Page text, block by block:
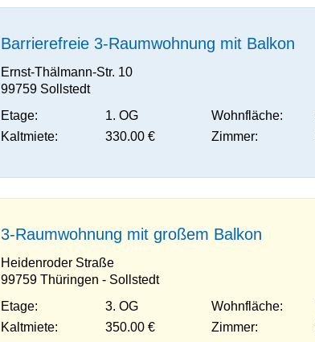
Barrierefreie 3-Raumwohnung mit Balkon
Ernst-Thälmann-Str. 10
99759 Sollstedt
Etage:
1. OG
Kaltmiete:
330.00 €
Wohnfläche:
Zimmer:
3-Raumwohnung mit großem Balkon
Heidenroder Straße
99759 Thüringen - Sollstedt
Etage:
3. OG
Kaltmiete:
350.00 €
Wohnfläche:
Zimmer: